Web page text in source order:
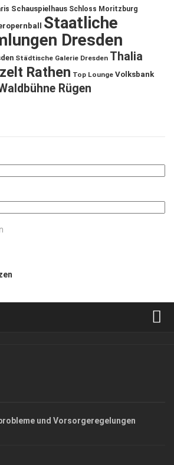
Schauspielhaus Schloss Moritzburg
Staatliche
Dresden
Städtische Galerie Dresden Thalia
Rathen Top Lounge Volksbank
Rügen
und Vorsorgeregelungen